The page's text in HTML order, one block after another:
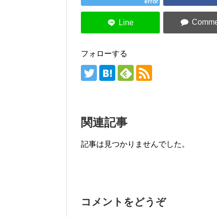
error
フォローする
関連記事
記事は見つかりませんでした。
コメントをどうぞ